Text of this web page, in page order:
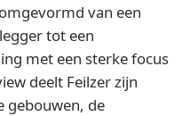
van een
tot een
met een sterke focus
deelt Feilzer zijn
gebouwen, de